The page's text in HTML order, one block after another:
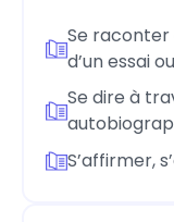
Se raconter
d’un essai
Se dire à
S’affirmer,